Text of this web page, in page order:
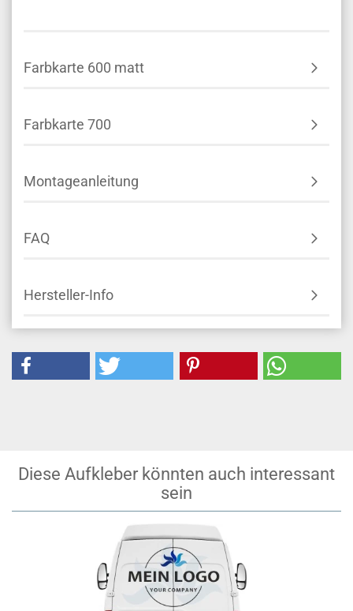
Farbkarte 600 matt
Farbkarte 700
Montageanleitung
FAQ
Hersteller-Info
Diese Aufkleber könnten auch interessant
sein